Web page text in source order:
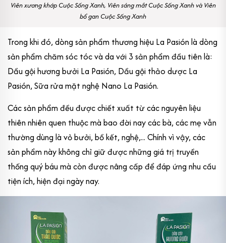
Viên xương khớp Cuộc Sống Xanh, Viên sáng mắt Cuộc Sống Xanh và Viên
bổ gan Cuộc Sống Xanh
Trong khi đó, dòng sản phẩm thương hiệu La Pasión là dòng
sản phẩm chăm sóc tóc và da với 3 sản phẩm đầu tiên là:
Dầu gội hương bưởi La Pasión, Dầu gội thảo dược La
Pasión, Sữa rửa mặt nghệ Nano La Pasión.
Các sản phẩm đều được chiết xuất từ các nguyên liệu
thiên nhiên quen thuộc mà bao đời nay các bà, các mẹ vẫn
thường dùng là vỏ bưởi, bồ kết, nghệ,... Chính vì vậy, các
sản phẩm này không chỉ giữ được những giá trị truyền
thống quý báu mà còn được nâng cấp để đáp ứng nhu cầu
tiện ích, hiện đại ngày nay.